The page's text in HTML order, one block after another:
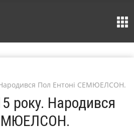
Пол Ентоні СЕМЮЕЛСОН.
року. Народився